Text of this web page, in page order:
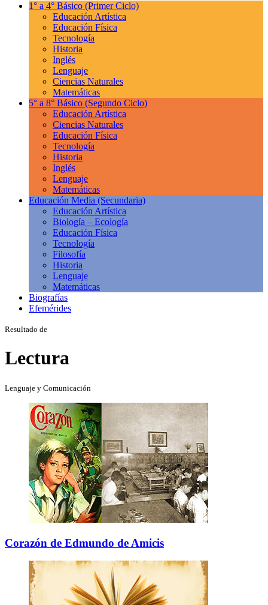
1° a 4° Básico (Primer Ciclo)
Educación Artística
Educación Física
Tecnología
Historia
Inglés
Lenguaje
Ciencias Naturales
Matemáticas
5° a 8° Básico (Segundo Ciclo)
Educación Artística
Ciencias Naturales
Educación Física
Tecnología
Historia
Inglés
Lenguaje
Matemáticas
Educación Media (Secundaria)
Educación Artística
Biología – Ecología
Educación Física
Tecnología
Filosofía
Historia
Lenguaje
Matemáticas
Biografías
Efemérides
Resultado de
Lectura
Lenguaje y Comunicación
Corazón de Edmundo de Amicis